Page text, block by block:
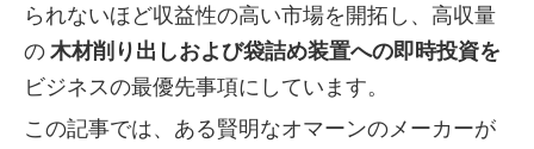
られないほど収益性の高い市場を開拓し、高収量
の木材削り出しおよび袋詰め装置への即時投資を
ビジネスの最優先事項にしています。
この記事では、ある賢明なオマーンのメーカーが